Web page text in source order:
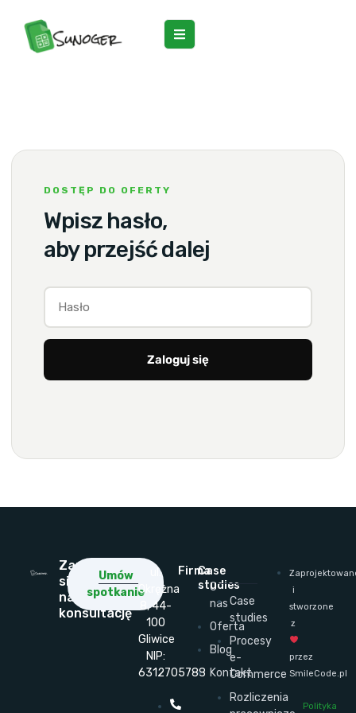
DOSTĘP DO OFERTY
Wpisz hasło,
aby przejść dalej
Zaloguj się
Zapisz
się
na
konsultację
Umów
spotkanie
ul.
Okrężna
8, 44-
100
Gliwice
NIP:
6312705788
Firma
O
nas
Oferta
Blog
Kontakt
Case
studies
Case
studies
Procesy
e-
Commerce
Rozliczenia
i
stworzone
z
przez
SmileCode.pl
Polityka